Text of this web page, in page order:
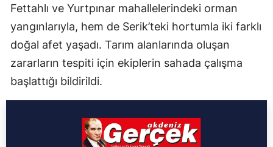
Fettahlı ve Yurtpınar mahallelerindeki orman
yangınlarıyla, hem de Serik’teki hortumla iki farklı
doğal afet yaşadı. Tarım alanlarında oluşan
zararların tespiti için ekiplerin sahada çalışma
başlattığı bildirildi.